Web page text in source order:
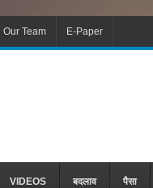
Our Team E-Paper
VIDEOS बदलाव पैसा